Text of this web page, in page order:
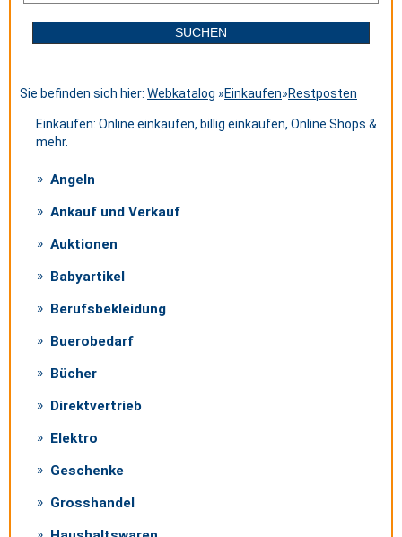
Sie befinden sich hier: Webkatalog »Einkaufen»Restposten
Einkaufen: Online einkaufen, billig einkaufen, Online Shops &
mehr.
Angeln
Ankauf und Verkauf
Auktionen
Babyartikel
Berufsbekleidung
Buerobedarf
Bücher
Direktvertrieb
Elektro
Geschenke
Grosshandel